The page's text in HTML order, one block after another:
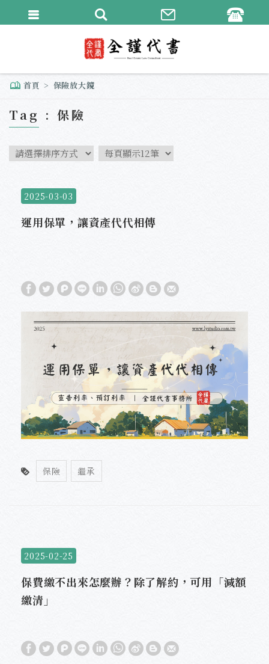
首頁 保險放大鏡
Tag : 保險
2025-03-03
運用保單，讓資產代代相傳
保險 繼承
2025-02-25
保費繳不出來怎麼辦？除了解約，可用「減額
繳清」
繁體中文
English